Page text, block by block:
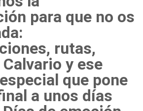
para que no os
rutas,
y ese
que pone
a unos días